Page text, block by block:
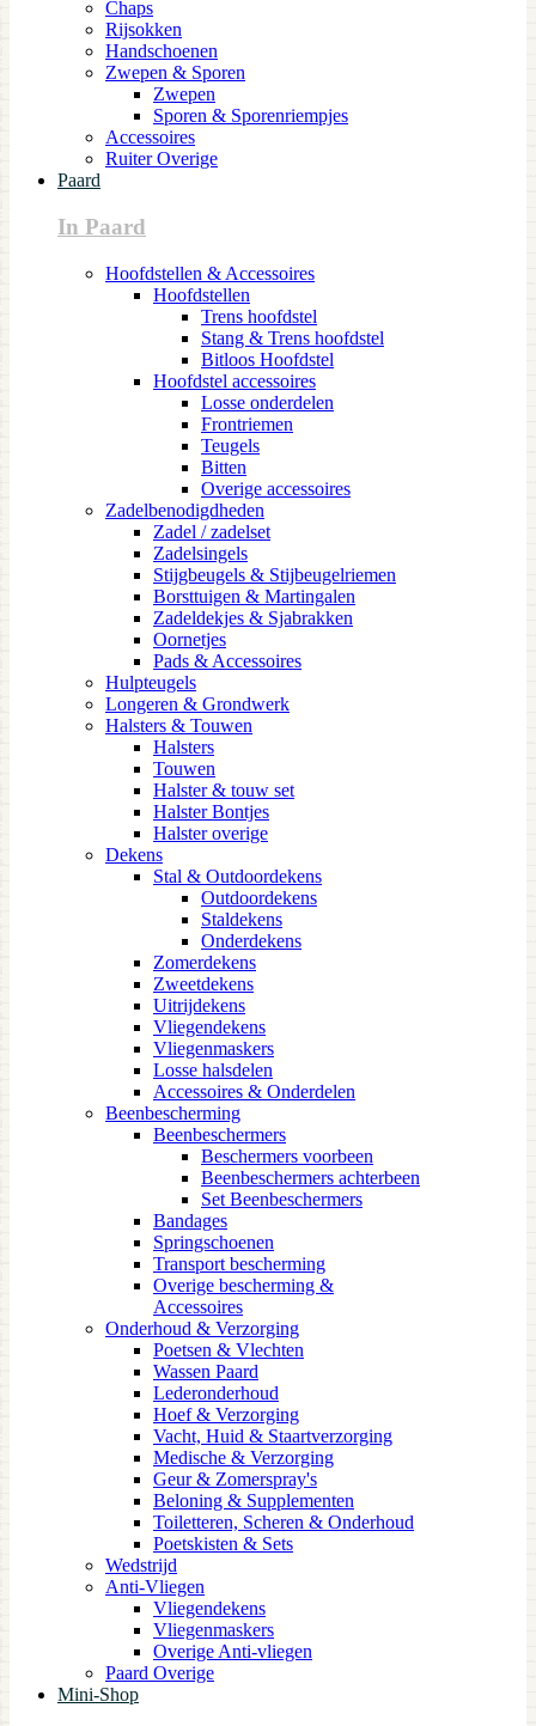
Chaps
Rijsokken
Handschoenen
Zwepen & Sporen
Zwepen
Sporen & Sporenriempjes
Accessoires
Ruiter Overige
Paard
In Paard
Hoofdstellen & Accessoires
Hoofdstellen
Trens hoofdstel
Stang & Trens hoofdstel
Bitloos Hoofdstel
Hoofdstel accessoires
Losse onderdelen
Frontriemen
Teugels
Bitten
Overige accessoires
Zadelbenodigdheden
Zadel / zadelset
Zadelsingels
Stijgbeugels & Stijbeugelriemen
Borsttuigen & Martingalen
Zadeldekjes & Sjabrakken
Oornetjes
Pads & Accessoires
Hulpteugels
Longeren & Grondwerk
Halsters & Touwen
Halsters
Touwen
Halster & touw set
Halster Bontjes
Halster overige
Dekens
Stal & Outdoordekens
Outdoordekens
Staldekens
Onderdekens
Zomerdekens
Zweetdekens
Uitrijdekens
Vliegendekens
Vliegenmaskers
Losse halsdelen
Accessoires & Onderdelen
Beenbescherming
Beenbeschermers
Beschermers voorbeen
Beenbeschermers achterbeen
Set Beenbeschermers
Bandages
Springschoenen
Transport bescherming
Overige bescherming &
Accessoires
Onderhoud & Verzorging
Poetsen & Vlechten
Wassen Paard
Lederonderhoud
Hoef & Verzorging
Vacht, Huid & Staartverzorging
Medische & Verzorging
Geur & Zomerspray's
Beloning & Supplementen
Toiletteren, Scheren & Onderhoud
Poetskisten & Sets
Wedstrijd
Anti-Vliegen
Vliegendekens
Vliegenmaskers
Overige Anti-vliegen
Paard Overige
Mini-Shop